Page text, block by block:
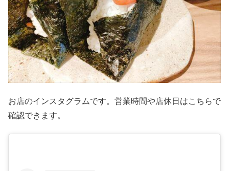
お店のインスタグラムです。営業時間や店休日はこちらで
確認できます。